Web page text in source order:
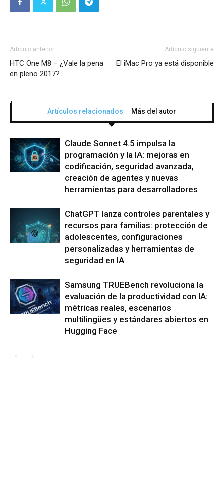
Artículo anterior
HTC One M8 – ¿Vale la pena
en pleno 2017?
Artículo siguiente
El iMac Pro ya está disponible
Artículos relacionados Más del autor
Claude Sonnet 4.5 impulsa la
programación y la IA: mejoras en
codificación, seguridad avanzada,
creación de agentes y nuevas
herramientas para desarrolladores
ChatGPT lanza controles parentales y
recursos para familias: protección de
adolescentes, configuraciones
personalizadas y herramientas de
seguridad en IA
Samsung TRUEBench revoluciona la
evaluación de la productividad con IA:
métricas reales, escenarios
multilingües y estándares abiertos en
Hugging Face